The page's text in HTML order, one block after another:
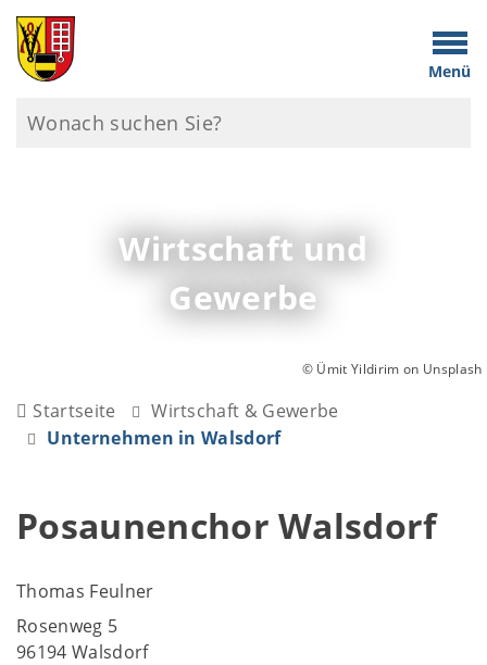
Menü
Wirtschaft und
Gewerbe
© Ümit Yildirim on Unsplash
Startseite
Wirtschaft & Gewerbe
Unternehmen in Walsdorf
Posaunenchor Walsdorf
Thomas Feulner
Rosenweg 5
96194 Walsdorf